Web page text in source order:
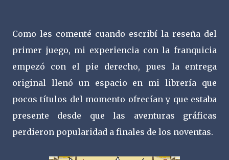
Como les comenté cuando escribí la reseña del
primer juego, mi experiencia con la franquicia
empezó con el pie derecho, pues la entrega
original llenó un espacio en mi librería que
pocos títulos del momento ofrecían y que estaba
presente desde que las aventuras gráficas
perdieron popularidad a finales de los noventas.